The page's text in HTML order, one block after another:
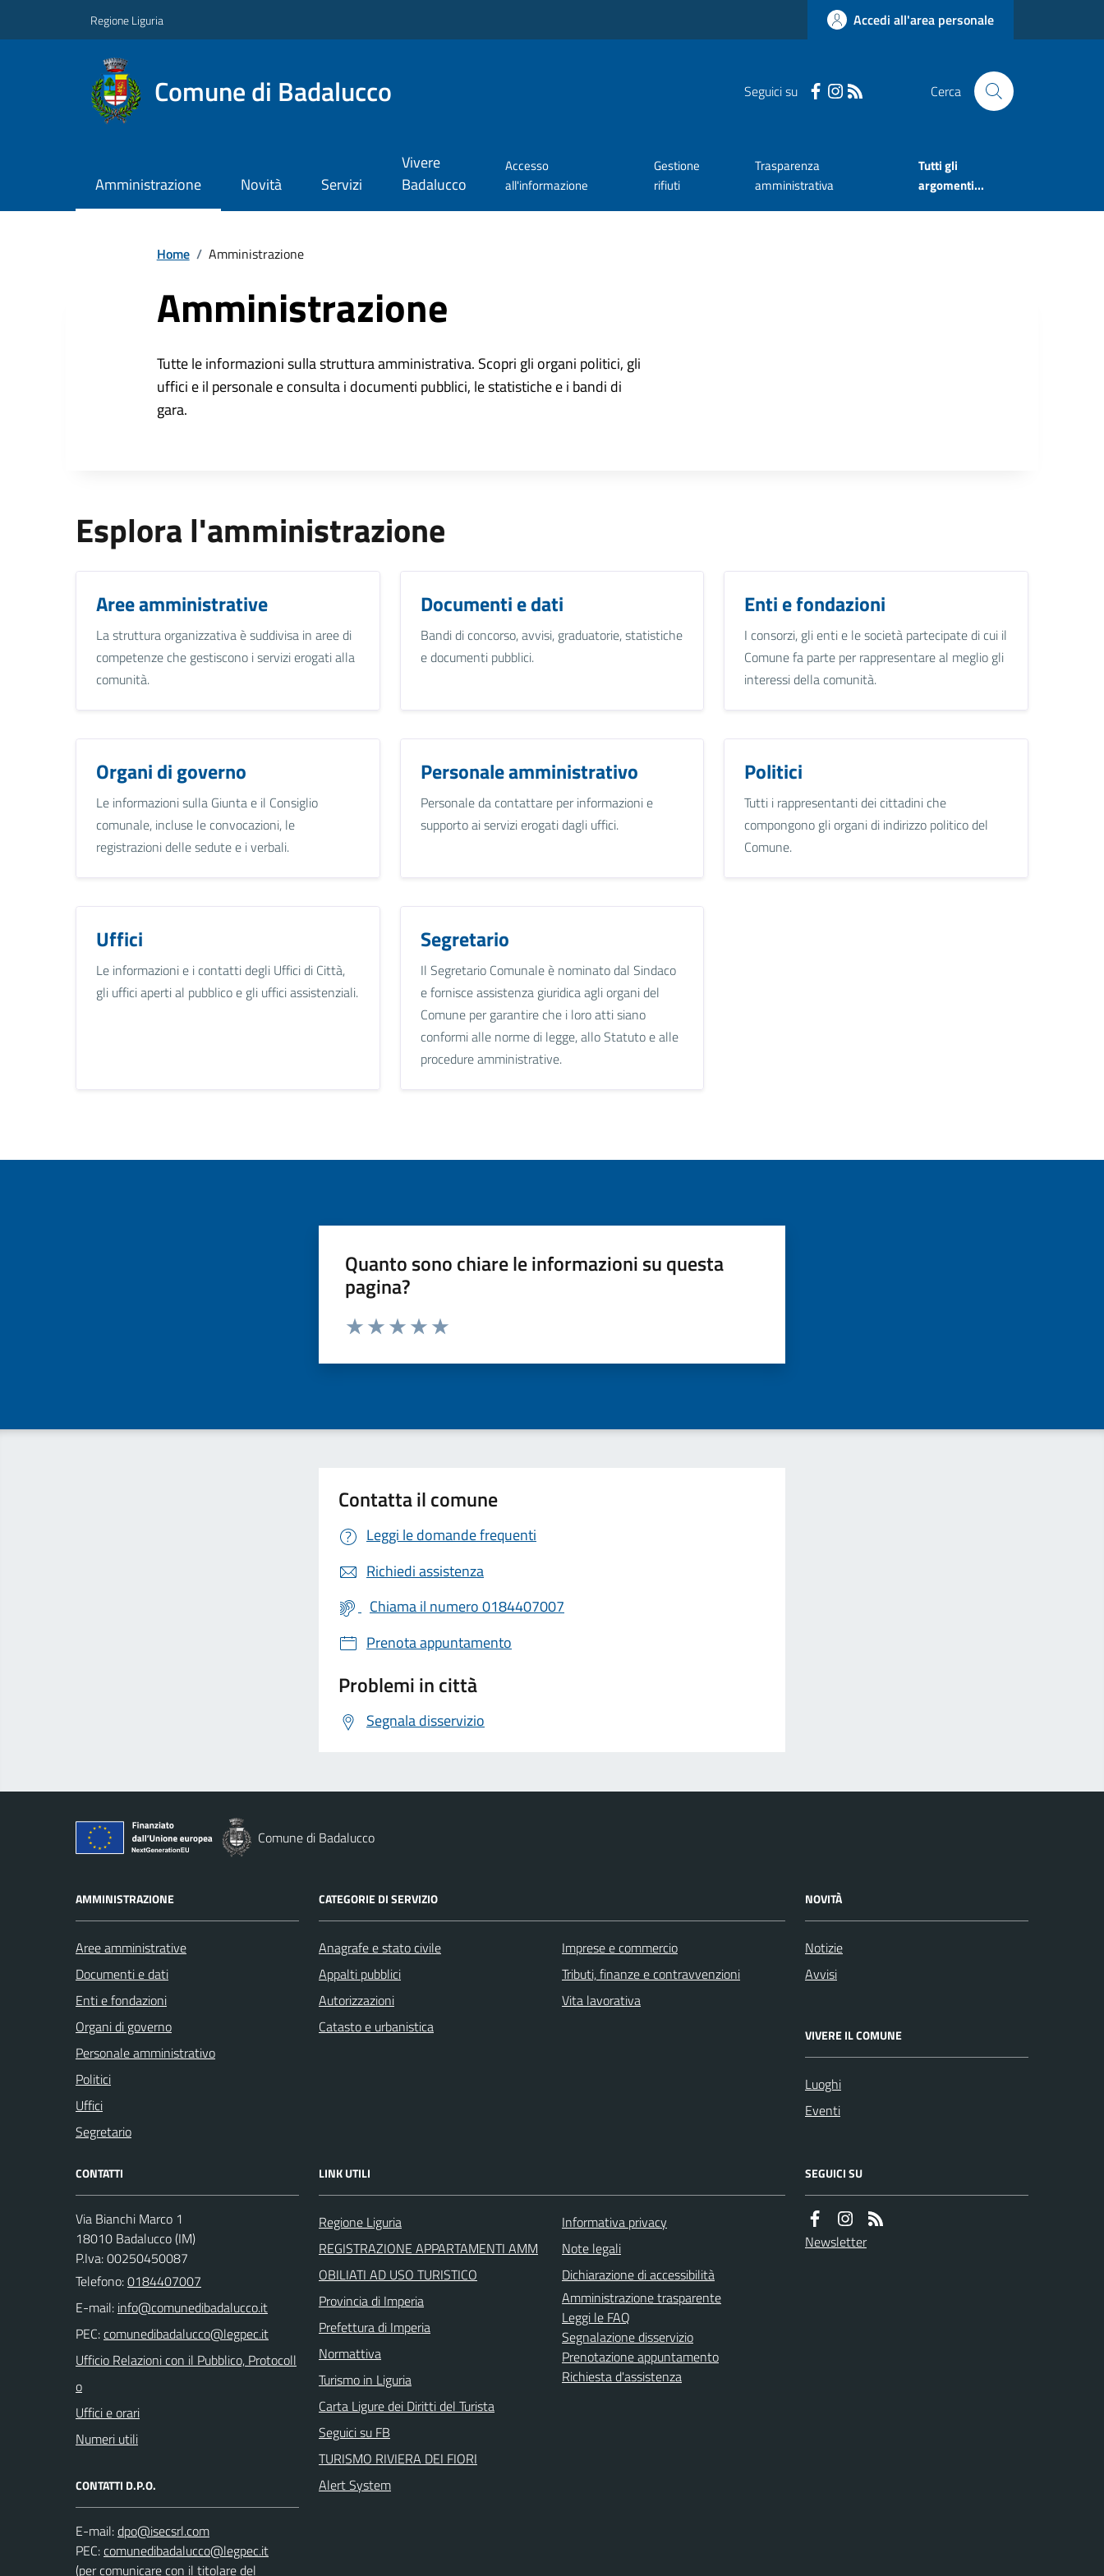
Regione Liguria Accedi all'area personale
Comune di Badalucco Seguici su Cerca
Amministrazione Novità Servizi
Vivere
Badalucco
Accesso
all'informazione
Gestione
rifiuti
Trasparenza
amministrativa
Tutti gli
argomenti...
Home / Amministrazione
Amministrazione
Tutte le informazioni sulla struttura amministrativa. Scopri gli organi politici, gli
uffici e il personale e consulta i documenti pubblici, le statistiche e i bandi di
gara.
Esplora l'amministrazione
Aree amministrative
La struttura organizzativa è suddivisa in aree di
competenze che gestiscono i servizi erogati alla
comunità.
Documenti e dati
Bandi di concorso, avvisi, graduatorie, statistiche
e documenti pubblici.
Enti e fondazioni
I consorzi, gli enti e le società partecipate di cui il
Comune fa parte per rappresentare al meglio gli
interessi della comunità.
Organi di governo
Le informazioni sulla Giunta e il Consiglio
comunale, incluse le convocazioni, le
registrazioni delle sedute e i verbali.
Personale amministrativo
Personale da contattare per informazioni e
supporto ai servizi erogati dagli uffici.
Politici
Tutti i rappresentanti dei cittadini che
compongono gli organi di indirizzo politico del
Comune.
Uffici
Le informazioni e i contatti degli Uffici di Città,
gli uffici aperti al pubblico e gli uffici assistenziali.
Segretario
Il Segretario Comunale è nominato dal Sindaco
e fornisce assistenza giuridica agli organi del
Comune per garantire che i loro atti siano
conformi alle norme di legge, allo Statuto e alle
procedure amministrative.
Quanto sono chiare le informazioni su questa
pagina?
Valuta da 1 a 5 stelle la pagina
Contatta il comune
Leggi le domande frequenti
Richiedi assistenza
Chiama il numero 0184407007
Prenota appuntamento
Problemi in città
Segnala disservizio
Comune di Badalucco
AMMINISTRAZIONE
Aree amministrative
Documenti e dati
Enti e fondazioni
Organi di governo
Personale amministrativo
Politici
Uffici
Segretario
CATEGORIE DI SERVIZIO
Anagrafe e stato civile
Appalti pubblici
Autorizzazioni
Catasto e urbanistica
Imprese e commercio
Tributi, finanze e contravvenzioni
Vita lavorativa
NOVITÀ
Notizie
Avvisi
VIVERE IL COMUNE
Luoghi
Eventi
CONTATTI
Via Bianchi Marco 1
18010 Badalucco (IM)
P.Iva: 00250450087
Telefono:0184407007
E-mail:
PEC:
Ufficio Relazioni con il Pubblico, Protocoll
o
Uffici e orari
Numeri utili
CONTATTI D.P.O.
E-mail:
PEC:
(per comunicare con il titolare del
LINK UTILI
Regione Liguria
REGISTRAZIONE APPARTAMENTI AMM
OBILIATI AD USO TURISTICO
Provincia di Imperia
Prefettura di Imperia
Normattiva
Turismo in Liguria
Carta Ligure dei Diritti del Turista
Seguici su FB
TURISMO RIVIERA DEI FIORI
Alert System
Informativa privacy
Note legali
Dichiarazione di accessibilità
Amministrazione trasparente
Leggi le FAQ
Segnalazione disservizio
Prenotazione appuntamento
Richiesta d'assistenza
SEGUICI SU
Newsletter